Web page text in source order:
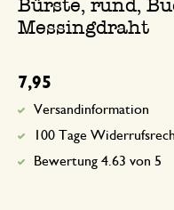
Bürste, rund,
Messingdraht
7,95
Versandinformation
100 Tage
Bewertung 4.63 von 5